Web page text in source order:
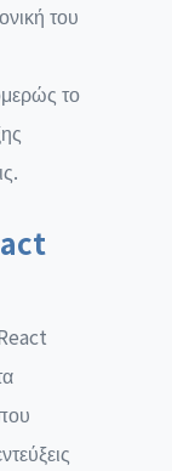
του
το